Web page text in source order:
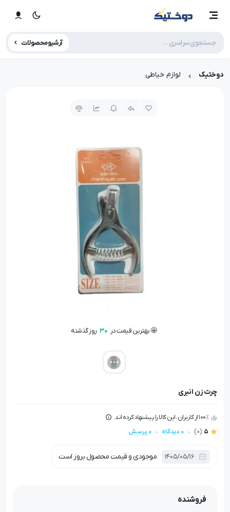
آرشیو محصولات
دوختیک لوازم خیاطی
🤩 بهترین قیمت در 30 روز گذشته
چرت زن انبری
100٪ از کاربران، این کالا را پیشنهاد کرده اند.
5
(0) 0 دیدگاه 0 پرسش
1405/05/16 موجودی و قیمت محصول بروز است
فروشنده